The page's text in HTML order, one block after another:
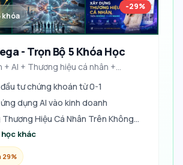
khóa
-29%
- Trọn Bộ 5 Khóa Học
+ AI + Thương hiệu cá nhân +
tư chứng khoán từ 0-1
dụng AI vào kinh doanh
Hiệu Cá Nhân Trên Không
khác
29%